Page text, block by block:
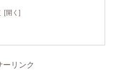
ーリンク